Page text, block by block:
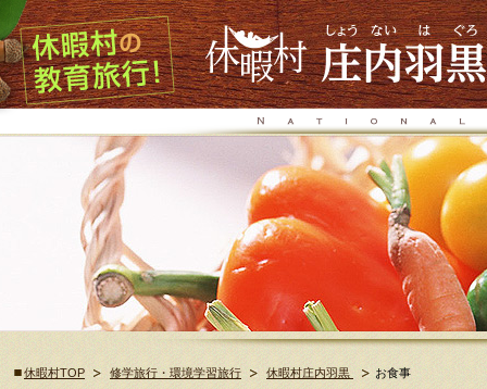
休暇村TOP 修学旅行・環境学習旅行 休暇村庄内羽黒 お食事